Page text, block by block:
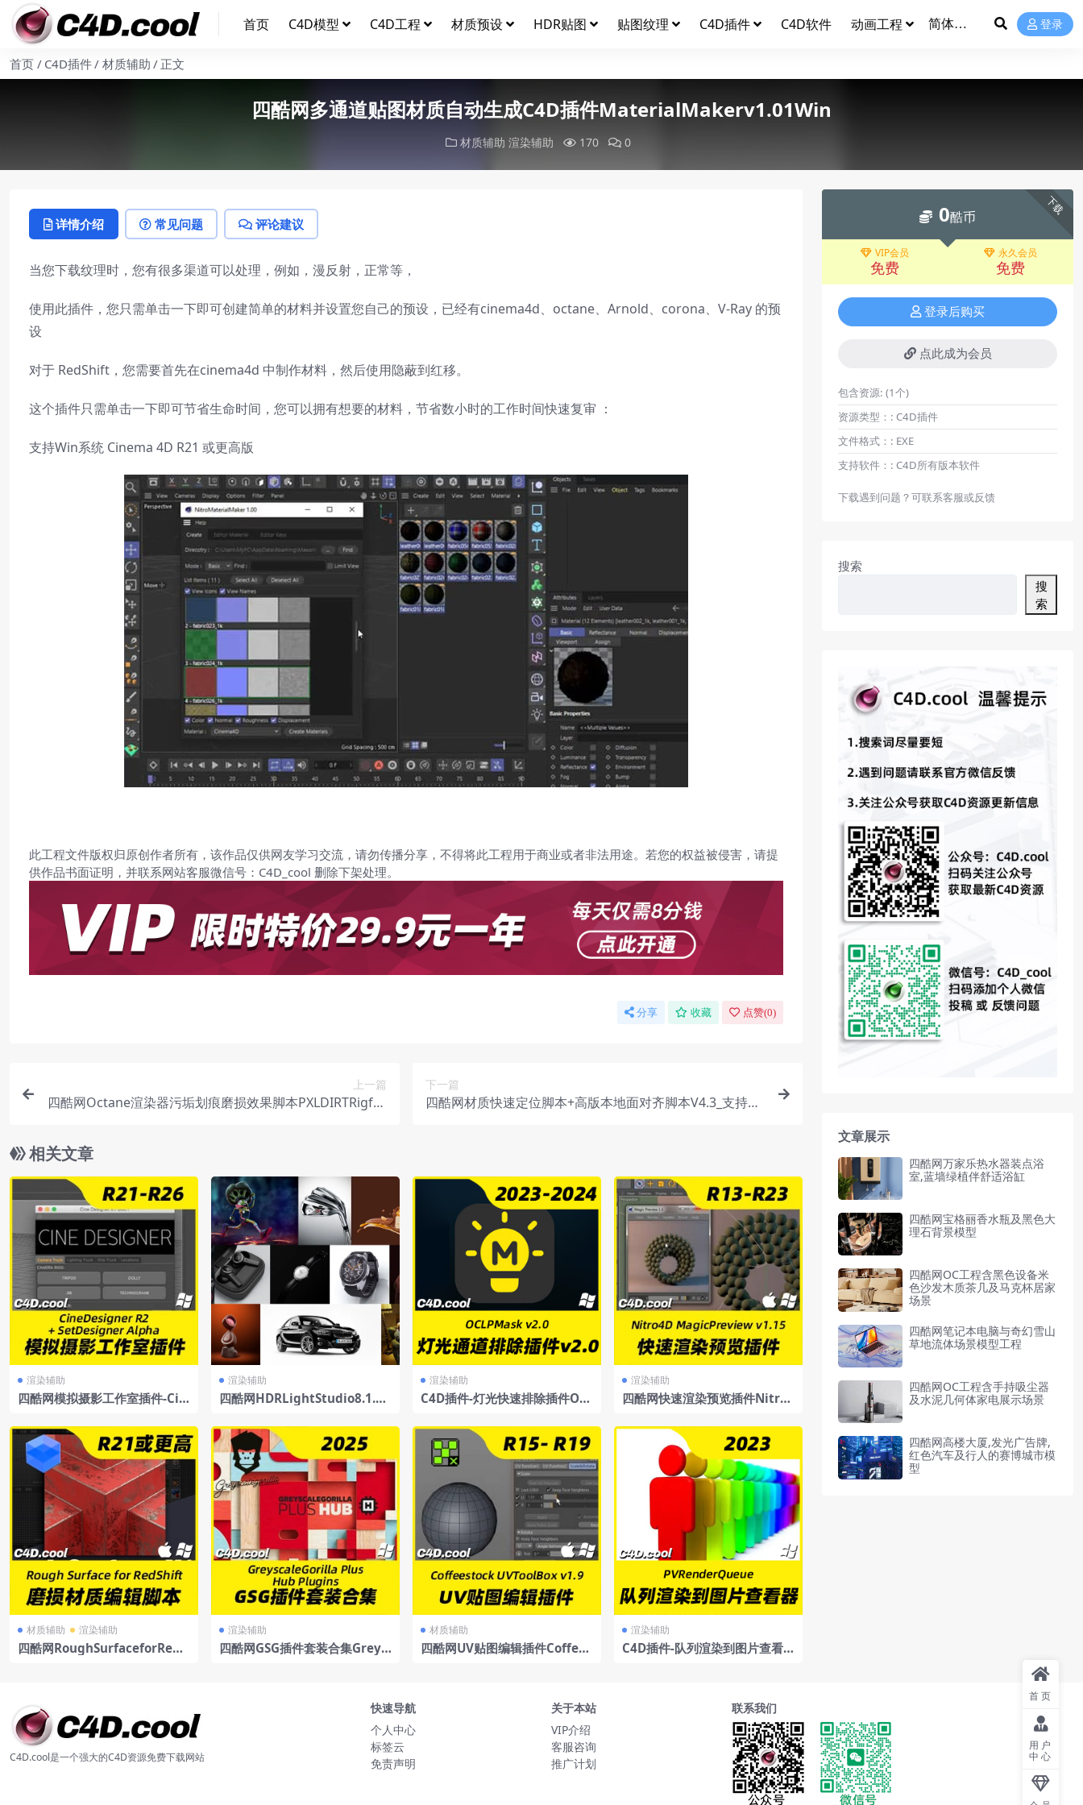
首页 C4D模型 C4D工程 材质预设 HDR贴图 贴图纹理 C4D插件 C4D软件 动画工程 登录
首页 C4D插件 材质辅助 正文
四酷网多通道贴图材质自动生成C4D插件MaterialMakerv1.01Win
材质辅助 渲染辅助 170 0
详情介绍 常见问题 评论建议
当您下载纹理时，您有很多渠道可以处理，例如，漫反射，正常等，
使用此插件，您只需单击一下即可创建简单的材料并设置您自己的预设，已经有cinema4d、octane、Arnold、corona、V-Ray 的预
设
对于 RedShift，您需要首先在cinema4d 中制作材料，然后使用隐蔽到红移。
这个插件只需单击一下即可节省生命时间，您可以拥有想要的材料，节省数小时的工作时间快速复审 ：
支持Win系统 Cinema 4D R21 或更高版
此工程文件版权归原创作者所有，该作品仅供网友学习交流，请勿传播分享，不得将此工程用于商业或者非法用途。若您的权益被侵害，请提
供作品书面证明，并联系网站客服微信号：C4D_cool 删除下架处理。
分享 收藏 点赞(0)
上一篇
四酷网Octane渲染器污垢划痕磨损效果脚本PXLDIRTRigfor
下一篇
四酷网材质快速定位脚本+高版本地面对齐脚本V4.3_支持各
相关文章
渲染辅助
四酷网模拟摄影工作室插件-Cin
pha
渲染辅助
四酷网HDRLightStudio8.1.0.
6-2023英文原版+中文汉化文件
渲染辅助
C4D插件-灯光快速排除插件OC
渲染辅助
四酷网快速渲染预览插件Nitro4
R13-R23Win/Mac
材质辅助 渲染辅助
四酷网RoughSurfaceforRedS
渲染辅助
四酷网GSG插件套装合集Greys
材质辅助
四酷网UV贴图编辑插件Coffees
渲染辅助
C4D插件-队列渲染到图片查看
下载
0酷币
VIP会员
免费
永久会员
免费
登录后购买
点此成为会员
包含资源: (1个)
资源类型：: C4D插件
文件格式：: EXE
支持软件：: C4D所有版本软件
下载遇到问题？可联系客服或反馈
搜索
搜
索
文章展示
四酷网万家乐热水器装点浴
室,蓝墙绿植伴舒适浴缸
四酷网宝格丽香水瓶及黑色大
理石背景模型
四酷网OC工程含黑色设备米
色沙发木质茶几及马克杯居家
场景
四酷网笔记本电脑与奇幻雪山
草地流体场景模型工程
四酷网OC工程含手持吸尘器
及水泥几何体家电展示场景
四酷网高楼大厦,发光广告牌,
红色汽车及行人的赛博城市模
型
C4D.cool是一个强大的C4D资源免费下载网站
快速导航
个人中心
标签云
免责声明
关于本站
VIP介绍
客服咨询
推广计划
联系我们
首页
用户
中心